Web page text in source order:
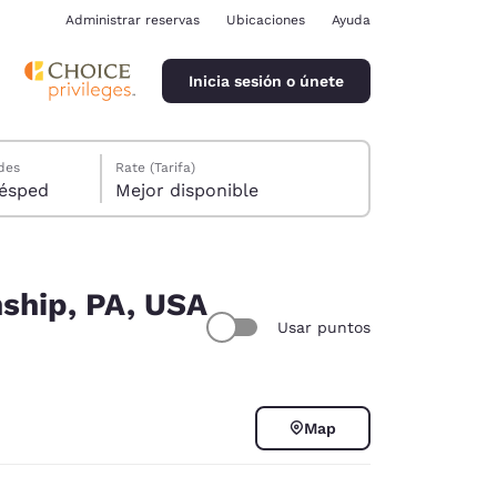
Administrar reservas Ubicaciones Ayuda
Inicia sesión o únete
1 huésped
Rate (Tarifa)
Mejor disponible
PA, USA
Usar puntos
Map